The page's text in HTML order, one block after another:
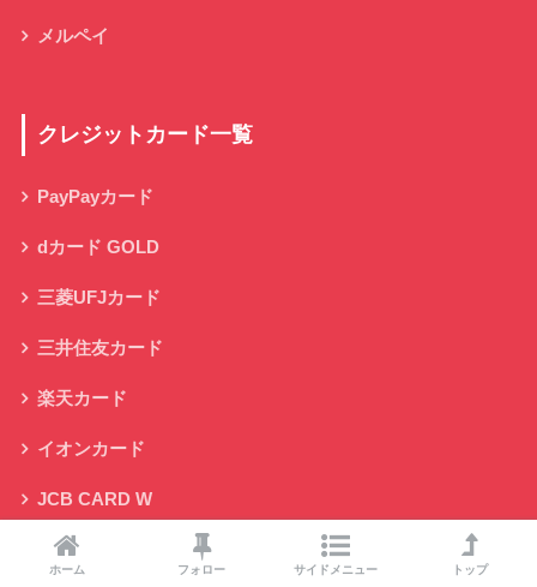
メルペイ
クレジットカード一覧
PayPayカード
dカード GOLD
三菱UFJカード
三井住友カード
楽天カード
イオンカード
JCB CARD W
ホーム フォロー サイドメニュー トップ